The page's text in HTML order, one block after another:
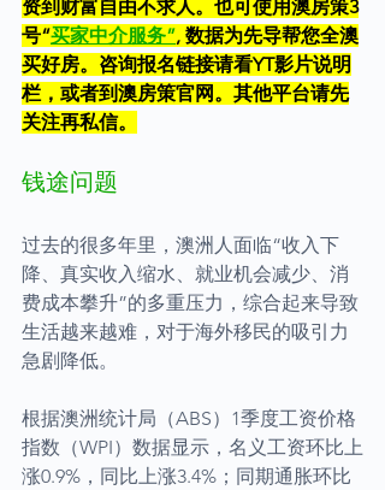
资到财富自由不求人。也可使用澳房策3
号“买家中介服务”, 数据为先导帮您全澳
买好房。咨询报名链接请看YT影片说明
栏，或者到澳房策官网。其他平台请先
关注再私信。
钱途问题
过去的很多年里，澳洲人面临“收入下
降、真实收入缩水、就业机会减少、消
费成本攀升”的多重压力，综合起来导致
生活越来越难，对于海外移民的吸引力
急剧降低。
根据澳洲统计局（ABS）1季度工资价格
指数（WPI）数据显示，名义工资环比上
涨0.9%，同比上涨3.4%；同期通胀环比